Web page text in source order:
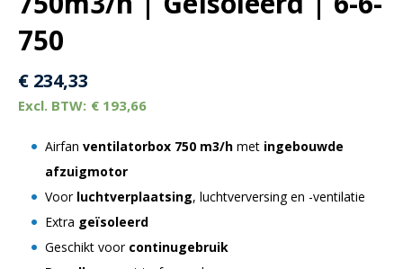
750
€ 234,33
€ 193,66
Airfan ventilatorbox 750 m3/h met ingebouwde
afzuigmotor
Voor luchtverplaatsing, luchtverversing en -ventilatie
Extra geïsoleerd
Geschikt voor continugebruik